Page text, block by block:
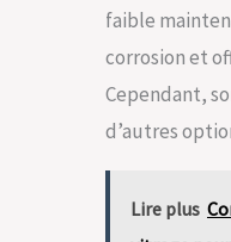
faible
corrosion et
Cependant,
d’autres
Lire plus